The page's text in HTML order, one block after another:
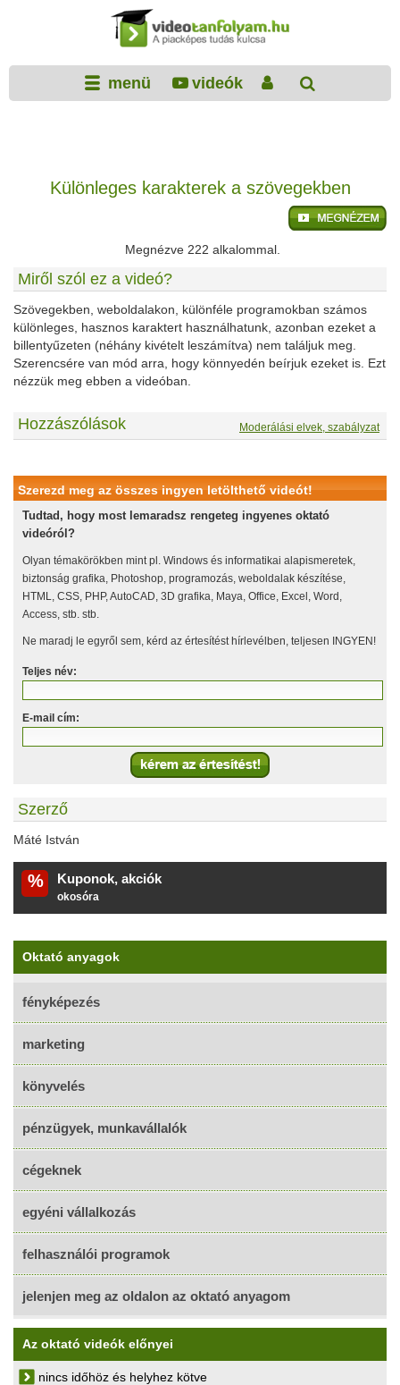
menü videók
Különleges karakterek a szövegekben
Megnézve 222 alkalommal.
Miről szól ez a videó?
Szövegekben, weboldalakon, különféle programokban számos
különleges, hasznos karaktert használhatunk, azonban ezeket a
billentyűzeten (néhány kivételt leszámítva) nem találjuk meg.
Szerencsére van mód arra, hogy könnyedén beírjuk ezeket is. Ezt
nézzük meg ebben a videóban.
Hozzászólások Moderálási elvek, szabályzat
Szerezd meg az összes ingyen letölthető videót!
Tudtad, hogy most lemaradsz rengeteg ingyenes oktató
videóról?
Olyan témakörökben mint pl. Windows és informatikai alapismeretek,
biztonság grafika, Photoshop, programozás, weboldalak készítése,
HTML, CSS, PHP, AutoCAD, 3D grafika, Maya, Office, Excel, Word,
Access, stb. stb.
Ne maradj le egyről sem, kérd az értesítést hírlevélben, teljesen INGYEN!
Teljes név:
E-mail cím:
Szerző
Máté István
% Kuponok, akciók
okosóra
Oktató anyagok
fényképezés
marketing
könyvelés
pénzügyek, munkavállalók
cégeknek
egyéni vállalkozás
felhasználói programok
jelenjen meg az oldalon az oktató anyagom
Az oktató videók előnyei
nincs időhöz és helyhez kötve